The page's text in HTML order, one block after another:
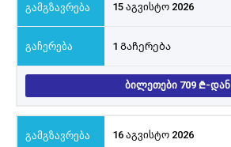
15 აგვისტო 2026
1 Გაჩერება
ᲑᲘᲚᲔᲗᲔᲑᲘ 709 -ᲓᲐᲜ
16 აგვისტო 2026